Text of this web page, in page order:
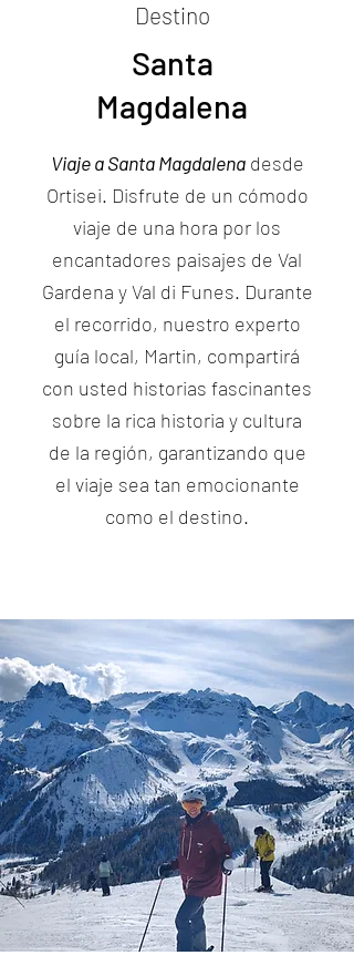
Destino
Santa
Magdalena
Viaje a Santa Magdalena desde
Ortisei. Disfrute de un cómodo
viaje de una hora por los
encantadores paisajes de Val
Gardena y Val di Funes. Durante
el recorrido, nuestro experto
guía local, Martin, compartirá
con usted historias fascinantes
sobre la rica historia y cultura
de la región, garantizando que
el viaje sea tan emocionante
como el destino.